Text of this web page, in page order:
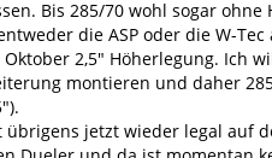
Bis 285/70 wohl sogar ohne
die ASP oder die W-
Oktober 2,5" Höherlegung. Ich
montieren und daher
übrigens jetzt wieder legal auf